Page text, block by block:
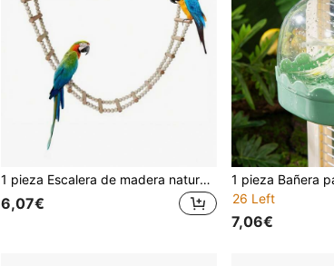
1 pieza Escalera de madera natural para trepar para loros, escalera de madera flexible, juguete de rompecabezas para pájaros, accesorio de jaula de pájaros, juguete para loros
6,07€
26 Left
7,06€